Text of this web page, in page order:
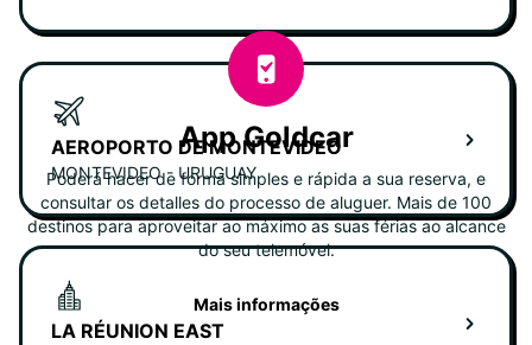
AEROPORTO DE MONTEVIDEO
MONTEVIDEO - URUGUAY
LA RÉUNION EAST
App Goldcar
Poderá hacer de forma simples e rápida a sua reserva, e
consultar os detalles do processo de aluguer. Mais de 100
destinos para aproveitar ao máximo as suas férias ao alcance
do seu telemóvel.
Mais informações